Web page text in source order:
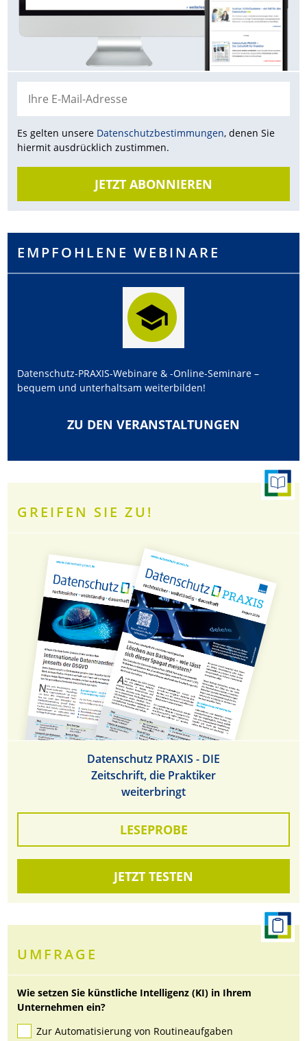
Es gelten unsere Datenschutz­bestimmungen, denen Sie
hiermit ausdrücklich zustimmen.
JETZT ABONNIEREN
EMPFOHLENE WEBINARE
Datenschutz-PRAXIS-Webinare & -Online-Seminare –
bequem und unterhaltsam weiterbilden!
ZU DEN VERANSTALTUNGEN
GREIFEN SIE ZU!
Datenschutz PRAXIS - DIE
Zeitschrift, die Praktiker
weiterbringt
LESEPROBE
JETZT TESTEN
UMFRAGE
Wie setzen Sie künstliche Intelligenz (KI) in Ihrem
Unternehmen ein?
Zur Automatisierung von Routineaufgaben